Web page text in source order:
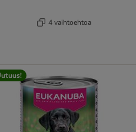
4 vaihtoehtoa